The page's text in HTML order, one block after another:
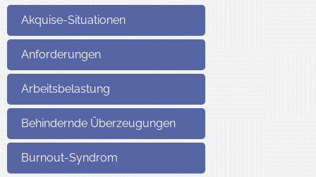
in Berlin
Akquise-Situationen
Anforderungen
Arbeitsbelastung
Behindernde Überzeugungen
Burnout-Syndrom